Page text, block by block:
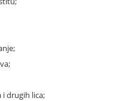
i drugih lica;